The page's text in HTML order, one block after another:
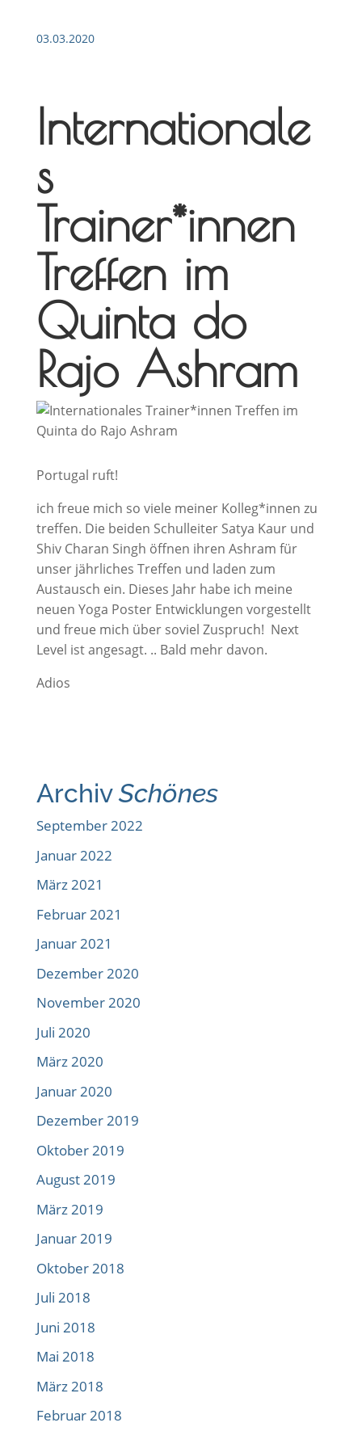
03.03.2020
Internationale
s
Trainer*innen
Treffen im
Quinta do
Rajo Ashram
Portugal ruft!
ich freue mich so viele meiner Kolleg*innen zu
treffen. Die beiden Schulleiter Satya Kaur und
Shiv Charan Singh öffnen ihren Ashram für
unser jährliches Treffen und laden zum
Austausch ein. Dieses Jahr habe ich meine
neuen Yoga Poster Entwicklungen vorgestellt
und freue mich über soviel Zuspruch! Next
Level ist angesagt. .. Bald mehr davon.
Adios
ArchivSchönes
September 2022
Januar 2022
März 2021
Februar 2021
Januar 2021
Dezember 2020
November 2020
Juli 2020
März 2020
Januar 2020
Dezember 2019
Oktober 2019
August 2019
März 2019
Januar 2019
Oktober 2018
Juli 2018
Juni 2018
Mai 2018
März 2018
Februar 2018